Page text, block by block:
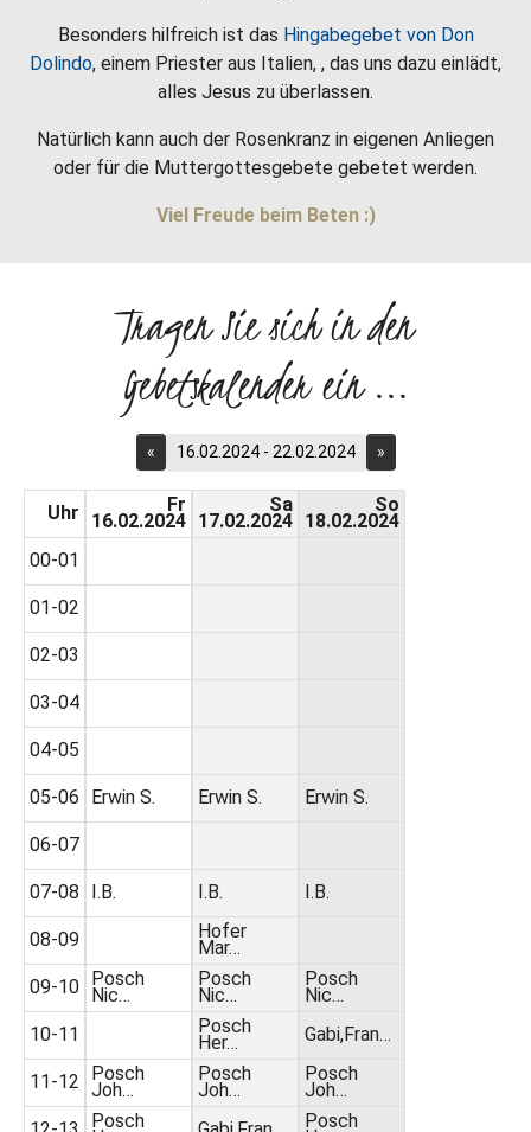
Besonders hilfreich ist das Hingabegebet von Don
Dolindo, einem Priester aus Italien, , das uns dazu einlädt,
alles Jesus zu überlassen.
Natürlich kann auch der Rosenkranz in eigenen Anliegen
oder für die Muttergottesgebete gebetet werden.
Viel Freude beim Beten :)
Tragen Sie sich in den
Gebetskalender ein ...
« 16.02.2024 - 22.02.2024 »
Uhr
00-01
01-02
02-03
03-04
04-05
05-06
06-07
07-08
08-09
09-10
10-11
11-12
Fr
16.02.2024
Erwin S.
I.B.
Posch
Nic…
Posch
Joh…
Posch
Sa
17.02.2024
Erwin S.
I.B.
Hofer
Mar…
Posch
Nic…
Posch
Her…
Posch
Joh…
So
18.02.2024
Erwin S.
I.B.
Posch
Nic…
Gabi,Fran…
Posch
Joh…
Posch